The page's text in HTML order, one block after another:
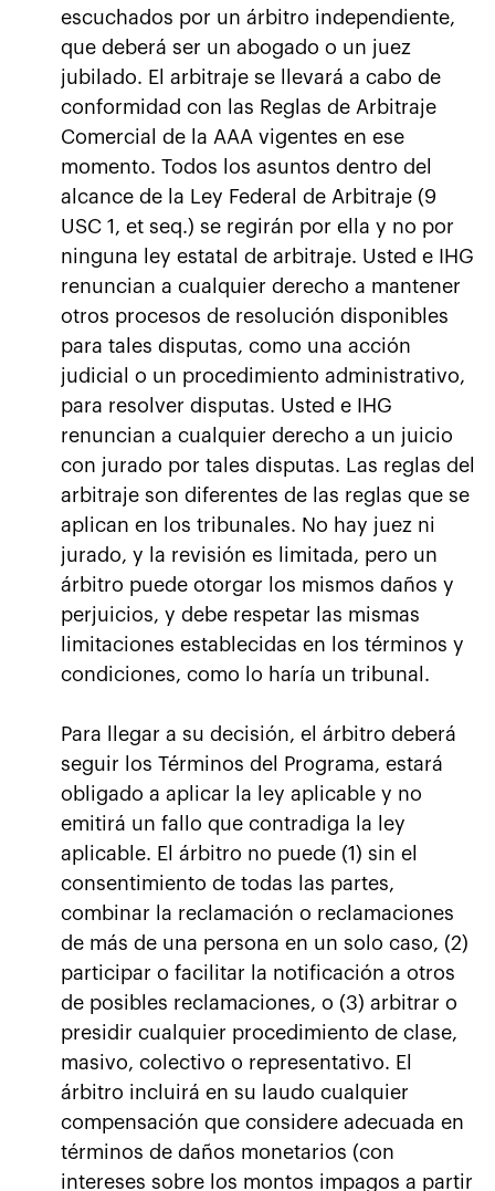
escuchados por un árbitro independiente,
que deberá ser un abogado o un juez
jubilado. El arbitraje se llevará a cabo de
conformidad con las Reglas de Arbitraje
Comercial de la AAA vigentes en ese
momento. Todos los asuntos dentro del
alcance de la Ley Federal de Arbitraje (9
USC 1, et seq.) se regirán por ella y no por
ninguna ley estatal de arbitraje. Usted e IHG
renuncian a cualquier derecho a mantener
otros procesos de resolución disponibles
para tales disputas, como una acción
judicial o un procedimiento administrativo,
para resolver disputas. Usted e IHG
renuncian a cualquier derecho a un juicio
con jurado por tales disputas. Las reglas del
arbitraje son diferentes de las reglas que se
aplican en los tribunales. No hay juez ni
jurado, y la revisión es limitada, pero un
árbitro puede otorgar los mismos daños y
perjuicios, y debe respetar las mismas
limitaciones establecidas en los términos y
condiciones, como lo haría un tribunal.
Para llegar a su decisión, el árbitro deberá
seguir los Términos del Programa, estará
obligado a aplicar la ley aplicable y no
emitirá un fallo que contradiga la ley
aplicable. El árbitro no puede (1) sin el
consentimiento de todas las partes,
combinar la reclamación o reclamaciones
de más de una persona en un solo caso, (2)
participar o facilitar la notificación a otros
de posibles reclamaciones, o (3) arbitrar o
presidir cualquier procedimiento de clase,
masivo, colectivo o representativo. El
árbitro incluirá en su laudo cualquier
compensación que considere adecuada en
términos de daños monetarios (con
intereses sobre los montos impagos a partir